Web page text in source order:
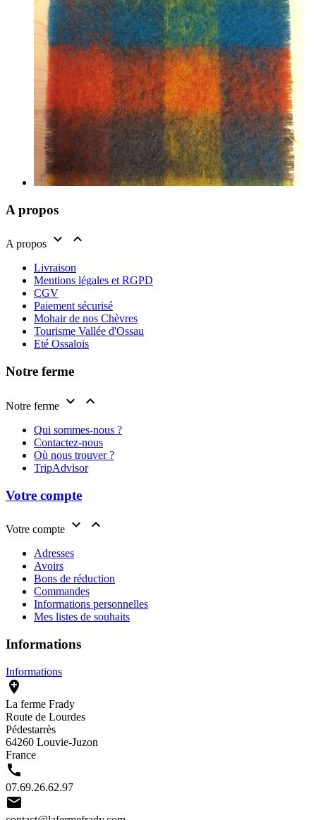
A propos
A propos  
Livraison
Mentions légales et RGPD
CGV
Paiement sécurisé
Mohair de nos Chèvres
Tourisme Vallée d'Ossau
Eté Ossalois
Notre ferme
Notre ferme  
Qui sommes-nous ?
Contactez-nous
Où nous trouver ?
TripAdvisor
Votre compte
Votre compte  
Adresses
Avoirs
Bons de réduction
Commandes
Informations personnelles
Mes listes de souhaits
Informations
Informations

La ferme Frady
Route de Lourdes
Pédestarrès
64260 Louvie-Juzon
France

07.69.26.62.97
